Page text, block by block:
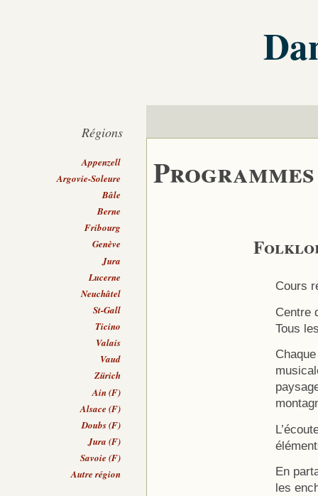
Programmes
Cours
Centre
Tous
En
les
Régions
Appenzell
Argovie-Soleure
Bâle
Berne
Fribourg
Genève
Jura
Lucerne
Neuchâtel
St-Gall
Ticino
Valais
Vaud
Zürich
Ain (F)
Alsace (F)
Doubs (F)
Jura (F)
Savoie (F)
Autre région